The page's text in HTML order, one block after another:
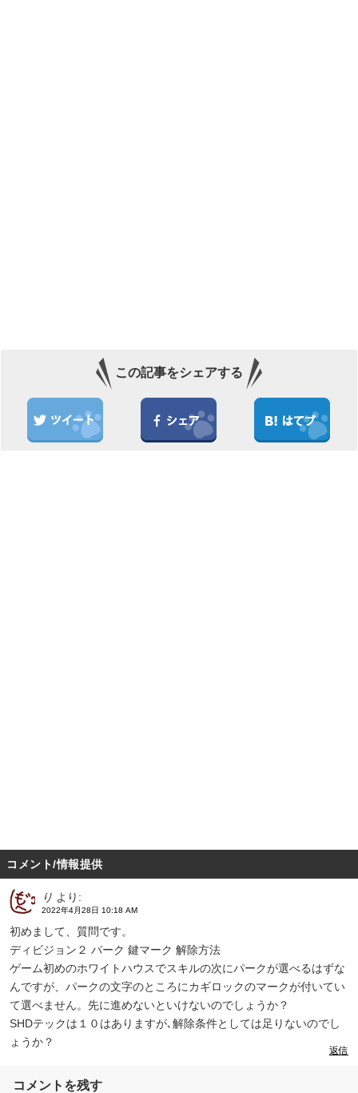
この記事をシェアする
コメント/情報提供
り より:
2022年4月28日 10:18 AM
初めまして、質問です。
ディビジョン２ パーク 鍵マーク 解除方法
ゲーム初めのホワイトハウスでスキルの次にパークが選べるはずな
んですが、パークの文字のところにカギロックのマークが付いてい
て選べません。先に進めないといけないのでしょうか？
SHDテックは１０はありますが､解除条件としては足りないのでし
ょうか？
返信
コメントを残す